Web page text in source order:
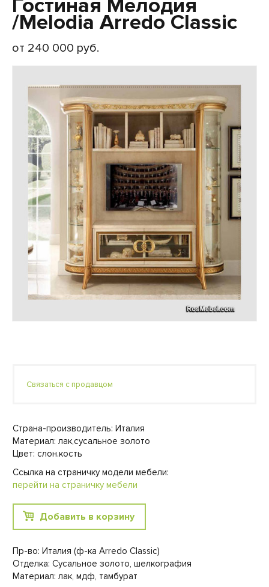
Гостиная Мелодия
/Melodia Arredo Classic
от 240 000 руб.
Связаться с продавцом
Страна-производитель: Италия
Материал: лак,сусальное золото
Цвет: слон.кость
Ссылка на страничку модели мебели:
перейти на страничку мебели
Добавить в корзину
Пр-во: Италия (ф-ка Arredo Classic)
Отделка: Сусальное золото, шелкография
Материал: лак, мдф, тамбурат